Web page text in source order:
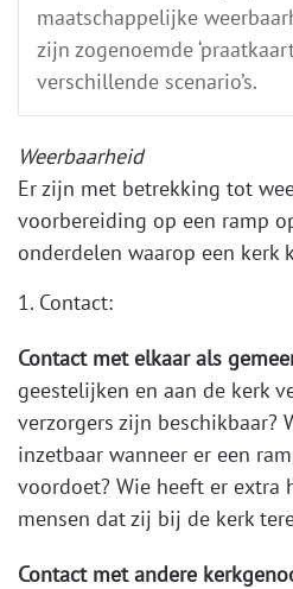
maatschappelijke
zijn zogenoemde
verschillende scenario’s.
Weerbaarheid
Er zijn met betrekking tot
voorbereiding op een ramp
onderdelen waarop een kerk
1. Contact:
Contact met elkaar als
geestelijken en aan de kerk
verzorgers zijn beschikbaar?
inzetbaar wanneer er een
voordoet? Wie heeft er extra
mensen dat zij bij de kerk
Contact met andere